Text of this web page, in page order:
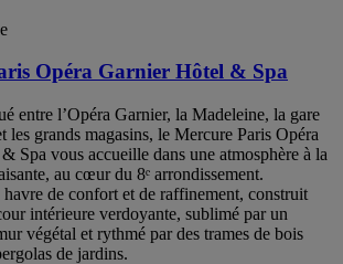
Opéra Garnier Hôtel & Spa
entre l’Opéra Garnier, la Madeleine, la gare
les grands magasins, le Mercure Paris Opéra
Spa vous accueille dans une atmosphère à la
au cœur du 8ᵉ arrondissement.
de confort et de raffinement, construit
intérieure verdoyante, sublimé par un
végétal et rythmé par des trames de bois
de jardins.